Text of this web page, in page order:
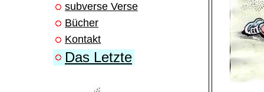
subverse Verse
Bücher
Kontakt
Das Letzte